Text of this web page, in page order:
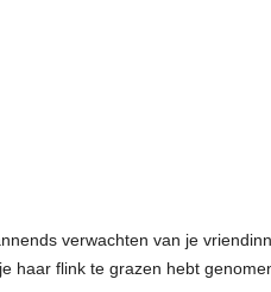
verwachten van je
haar flink te grazen hebt